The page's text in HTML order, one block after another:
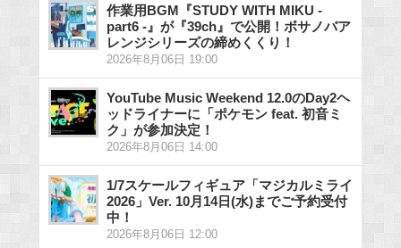
作業用BGM『STUDY WITH MIKU -
part6 -』が『39ch』で公開！ボサノバア
レンジシリーズの締めくくり！
2026年8月06日 19:00
YouTube Music Weekend 12.0のDay2ヘ
ッドライナーに「ポケモン feat. 初音ミ
ク」が参加決定！
2026年8月06日 14:00
1/7スケールフィギュア「マジカルミライ
2026」Ver. 10月14日(水)までご予約受付
中！
2026年8月06日 12:00